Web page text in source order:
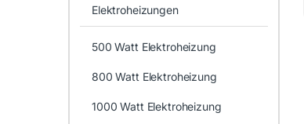
Elektroheizungen
500 Watt Elektroheizung
800 Watt Elektroheizung
1000 Watt Elektroheizung